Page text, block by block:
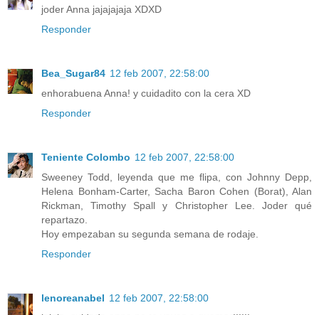
joder Anna jajajajaja XDXD
Responder
Bea_Sugar84 12 feb 2007, 22:58:00
enhorabuena Anna! y cuidadito con la cera XD
Responder
Teniente Colombo 12 feb 2007, 22:58:00
Sweeney Todd, leyenda que me flipa, con Johnny Depp,
Helena Bonham-Carter, Sacha Baron Cohen (Borat), Alan
Rickman, Timothy Spall y Christopher Lee. Joder qué
repartazo.
Hoy empezaban su segunda semana de rodaje.
Responder
lenoreanabel 12 feb 2007, 22:58:00